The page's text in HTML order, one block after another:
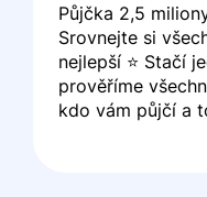
Půjčka 2,5
Srovnejte si
nejlepší ⭐ Stačí
prověříme
kdo vám půjčí a